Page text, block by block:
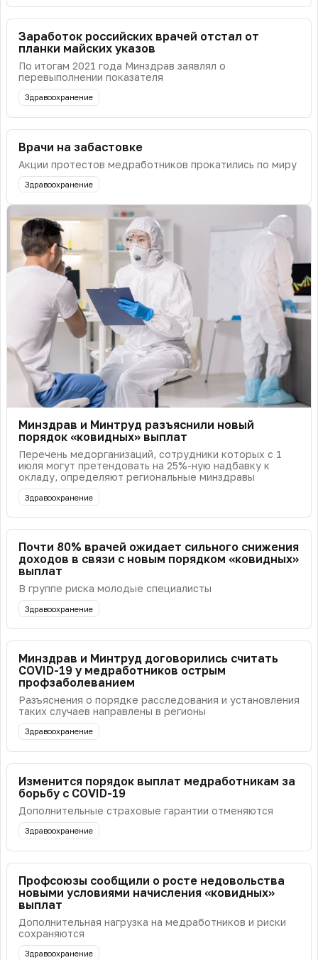
Заработок российских врачей отстал от
планки майских указов
По итогам 2021 года Минздрав заявлял о
перевыполнении показателя
Здравоохранение
Врачи на забастовке
Акции протестов медработников прокатились по миру
Здравоохранение
Минздрав и Минтруд разъяснили новый
порядок «ковидных» выплат
Перечень медорганизаций, сотрудники которых с 1
июля могут претендовать на 25%-ную надбавку к
окладу, определяют региональные минздравы
Здравоохранение
Почти 80% врачей ожидает сильного снижения
доходов в связи с новым порядком «ковидных»
выплат
В группе риска молодые специалисты
Здравоохранение
Минздрав и Минтруд договорились считать
COVID-19 у медработников острым
профзаболеванием
Разъяснения о порядке расследования и установления
таких случаев направлены в регионы
Здравоохранение
Изменится порядок выплат медработникам за
борьбу с COVID-19
Дополнительные страховые гарантии отменяются
Здравоохранение
Профсоюзы сообщили о росте недовольства
новыми условиями начисления «ковидных»
выплат
Дополнительная нагрузка на медработников и риски
сохраняются
Здравоохранение